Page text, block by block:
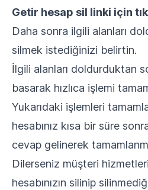
Getir hesap sil linki için
Daha sonra ilgili alanları
silmek istediğinizi belirtin.
İlgili alanları doldurduktan
basarak hızlıca işlemi
Yukarıdaki işlemleri
hesabınız kısa bir süre
cevap gelinerek
Dilerseniz müşteri
hesabınızın silinip